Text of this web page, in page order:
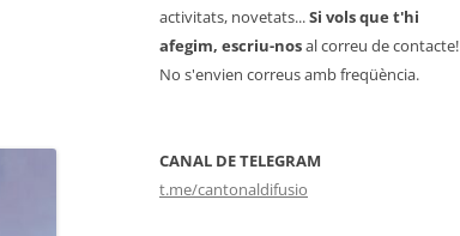
activitats, novetats...Si vols que t'hi
afegim, escriu-nosal correu de contacte!
No s'envien correus amb freqüència.
CANAL DE TELEGRAM
t.me/cantonaldifusio